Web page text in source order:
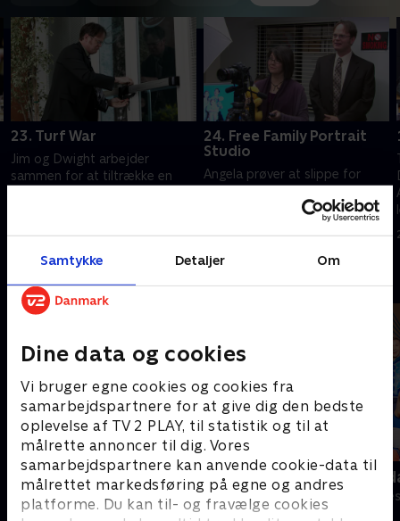
Samtykke Detaljer Om
Dine data og cookies
Vi bruger egne cookies og cookies fra
samarbejdspartnere for at give dig den bedste
oplevelse af TV 2 PLAY, til statistik og til at
målrette annoncer til dig. Vores
samarbejdspartnere kan anvende cookie-data til
målrettet markedsføring på egne og andres
platforme. Du kan til- og fravælge cookies
23. Turf War
Jim og Dwight arbejder
sammen for at tiltrække en
20. september 2022 • 21 min
24. Free Family Portrait
Studio
Angela prøver at slippe for
plan giver bagslag.
Andre så også
Anstalten
Komedie • 1 sæsoner
Robssons
Komedie • 1